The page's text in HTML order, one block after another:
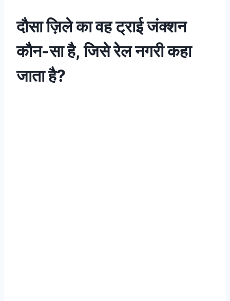
दौसा ज़िले का वह ट्राई जंक्शन
कौन-सा है, जिसे रेल नगरी कहा
जाता है?